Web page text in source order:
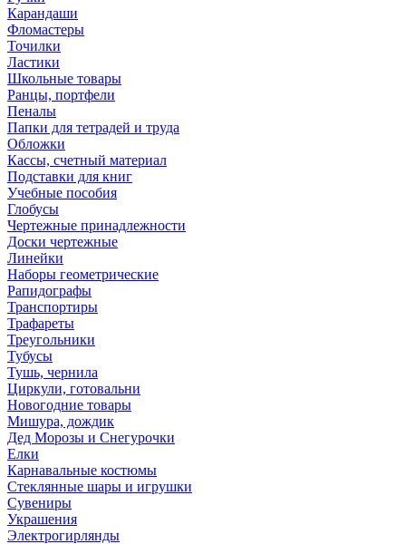
Карандаши
Фломастеры
Точилки
Ластики
Школьные товары
Ранцы, портфели
Пеналы
Папки для тетрадей и труда
Обложки
Кассы, счетный материал
Подставки для книг
Учебные пособия
Глобусы
Чертежные принадлежности
Доски чертежные
Линейки
Наборы геометрические
Рапидографы
Транспортиры
Трафареты
Треугольники
Тубусы
Тушь, чернила
Циркули, готовальни
Новогодние товары
Мишура, дождик
Дед Морозы и Снегурочки
Елки
Карнавальные костюмы
Стеклянные шары и игрушки
Сувениры
Украшения
Электрогирлянды